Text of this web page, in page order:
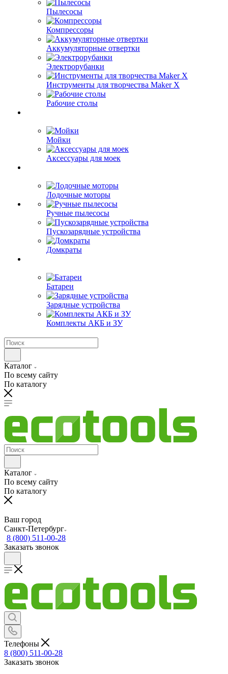
Пылесосы
Компрессоры
Аккумуляторные отвертки
Электрорубанки
Инструменты для творчества Maker X
Рабочие столы
Мойки
Аксессуары для моек
Лодочные моторы
Ручные пылесосы
Пускозарядные устройства
Домкраты
Батареи
Зарядные устройства
Комплекты АКБ и ЗУ
Каталог
По всему сайту
По каталогу
Каталог
По всему сайту
По каталогу
Ваш город
Санкт-Петербург
8 (800) 511-00-28
Заказать звонок
Телефоны
8 (800) 511-00-28
Заказать звонок